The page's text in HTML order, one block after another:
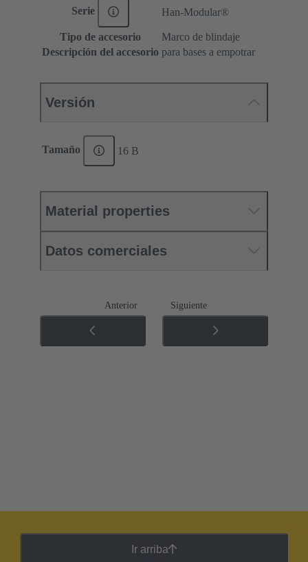
Serie Han-Modular®
Tipo de accesorio
Marco de blindaje
Descripción del accesorio para bases a empotrar
Versión
Tamaño 16 B
Material properties
Datos comerciales
Anterior Siguiente
Ir arriba